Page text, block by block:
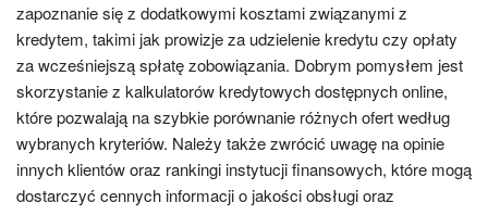
zapoznanie się z dodatkowymi kosztami związanymi z
kredytem, takimi jak prowizje za udzielenie kredytu czy opłaty
za wcześniejszą spłatę zobowiązania. Dobrym pomysłem jest
skorzystanie z kalkulatorów kredytowych dostępnych online,
które pozwalają na szybkie porównanie różnych ofert według
wybranych kryteriów. Należy także zwrócić uwagę na opinie
innych klientów oraz rankingi instytucji finansowych, które mogą
dostarczyć cennych informacji o jakości obsługi oraz